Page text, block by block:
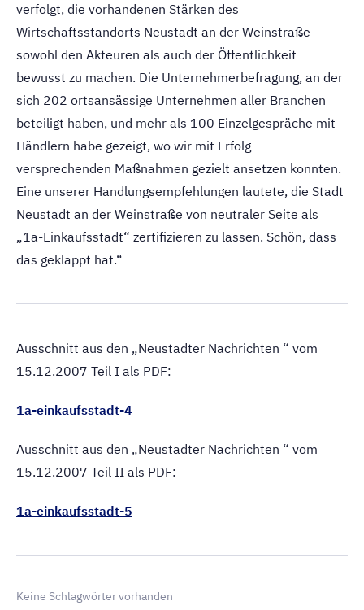
verfolgt, die vorhandenen Stärken des
Wirtschaftsstandorts Neustadt an der Weinstraße
sowohl den Akteuren als auch der Öffentlichkeit
bewusst zu machen. Die Unternehmerbefragung, an der
sich 202 ortsansässige Unternehmen aller Branchen
beteiligt haben, und mehr als 100 Einzelgespräche mit
Händlern habe gezeigt, wo wir mit Erfolg
versprechenden Maßnahmen gezielt ansetzen konnten.
Eine unserer Handlungsempfehlungen lautete, die Stadt
Neustadt an der Weinstraße von neutraler Seite als
„1a-Einkaufsstadt“ zertifizieren zu lassen. Schön, dass
das geklappt hat.“
Ausschnitt aus den „Neustadter Nachrichten “ vom
15.12.2007 Teil I als PDF:
1a-einkaufsstadt-4
Ausschnitt aus den „Neustadter Nachrichten “ vom
15.12.2007 Teil II als PDF:
1a-einkaufsstadt-5
Keine Schlagwörter vorhanden